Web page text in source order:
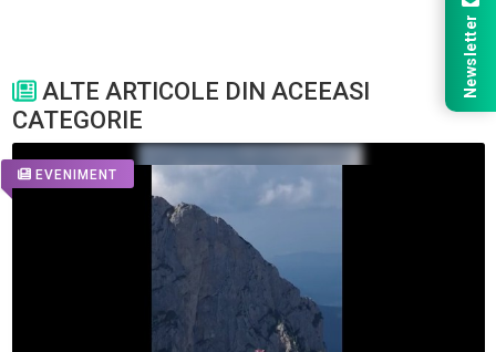
ALTE ARTICOLE DIN ACEEASI
CATEGORIE
EVENIMENT
Newsletter